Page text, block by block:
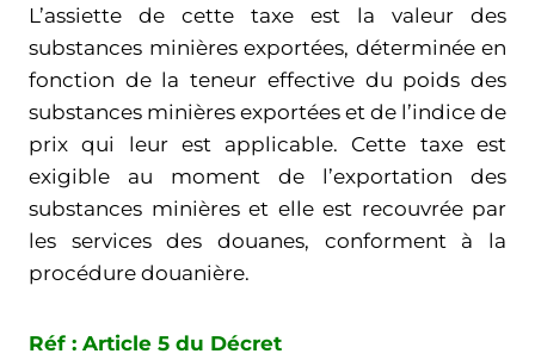
L’assiette de cette taxe est la valeur des
substances minières exportées, déterminée en
fonction de la teneur effective du poids des
substances minières exportées et de l’indice de
prix qui leur est applicable. Cette taxe est
exigible au moment de l’exportation des
substances minières et elle est recouvrée par
les services des douanes, conforment à la
procédure douanière.
Réf : Article 5 du Décret